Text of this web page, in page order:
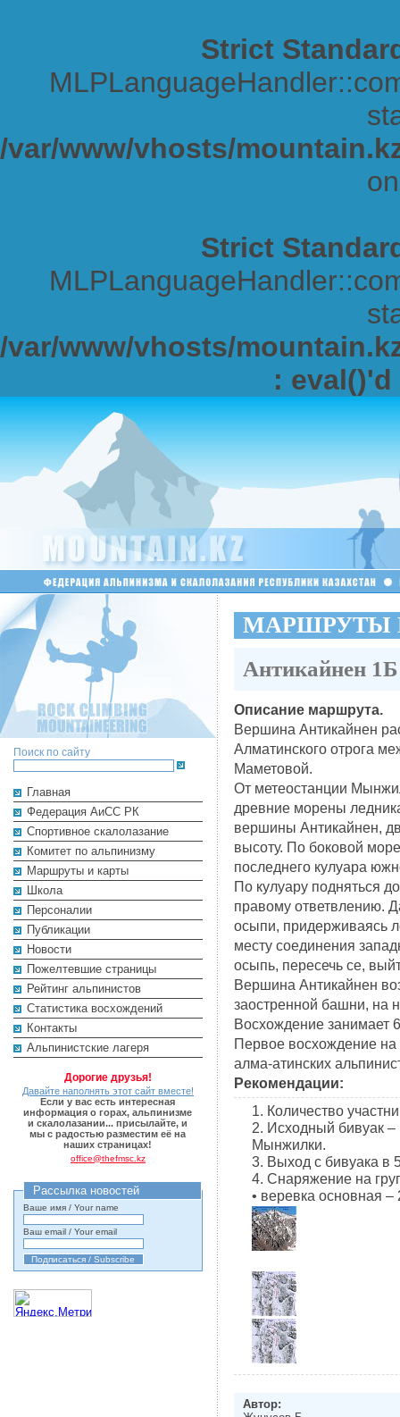
Strict
/var/www/vhosts/
Strict
/var/www/vhosts/
:
Поиск по сайту
Главная
Федерация АиСС РК
Cпортивное скалолазание
Комитет по альпинизму
Маршруты и карты
Школа
Персоналии
Публикации
Новости
Пожелтевшие страницы
Рейтинг альпинистов
Cтатистика восхождений
Контакты
Альпинистские лагеря
Дорогие друзья!
Давайте наполнять этот сайт вместе!
Если у вас есть интересная
информация о горах, альпинизме
и скалолазании... присылайте, и
мы с радостью разместим её на
наших страницах!
office@thefmsc.kz
Рассылка новостей
Ваше имя / Your name
Ваш email / Your email
МАРШРУТЫ
Антикайнен
Описание маршрута.
Вершина Антикайнен
Алматинского отрога
Маметовой.
От метеостанции
древние морены
вершины Антикайнен,
высоту. По боковой
последнего кулуара
По кулуару подняться
правому ответвлению.
осыпи, придерживаясь
месту соединения
осыпь, пересечь се,
Вершина Антикайнен
заостренной башни, на
Восхождение занимает
Первое восхождение
алма-атинских
Рекомендации:
1. Количество
2. Исходный бивуак –
Мынжилки.
3. Выход с бивуака в
4. Снаряжение на
• веревка основная –
Автор: